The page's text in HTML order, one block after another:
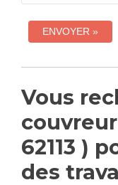
Vous
62113 )
des